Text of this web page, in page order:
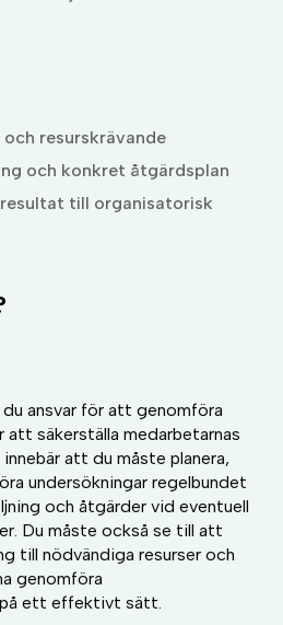
resurskrävande
och konkret åtgärdsplan
till organisatorisk
du ansvar för att genomföra
att säkerställa medarbetarnas
att du måste planera,
undersökningar regelbundet
och åtgärder vid eventuell
Du måste också se till att
till nödvändiga resurser och
genomföra
på ett effektivt sätt.